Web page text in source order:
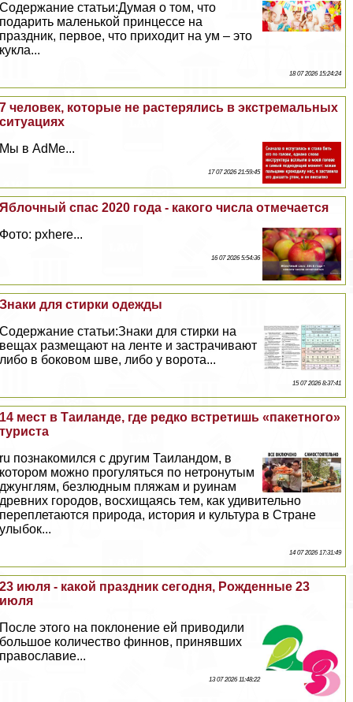
Содержание статьи:Думая о том, что
подарить маленькой принцессе на
праздник, первое, что приходит на ум – это
кукла...
18 07 2026 15:24:24
7 человек, которые не растерялись в экстремальных
ситуациях
Мы в AdMe...
17 07 2026 21:59:45
Яблочный спас 2020 года - какого числа отмечается
Фото: pxhere...
16 07 2026 5:54:36
Знаки для стирки одежды
Содержание статьи:Знаки для стирки на
вещах размещают на ленте и застрачивают
либо в боковом шве, либо у ворота...
15 07 2026 8:37:41
14 мест в Таиланде, где редко встретишь «пакетного»
туриста
ru познакомился с другим Таиландом, в
котором можно прогуляться по нетронутым
джунглям, безлюдным пляжам и руинам
древних городов, восхищаясь тем, как удивительно
переплетаются природа, история и культура в Стране
улыбок...
14 07 2026 17:31:49
23 июля - какой праздник сегодня, Рожденные 23
июля
После этого на поклонение ей приводили
большое количество финнов, принявших
православие...
13 07 2026 11:48:22